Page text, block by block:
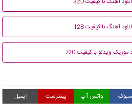
آهنگ با کیفیت 128
موزیک ویدئو با کیفیت 720
واتس آپ پینترست ایمیل